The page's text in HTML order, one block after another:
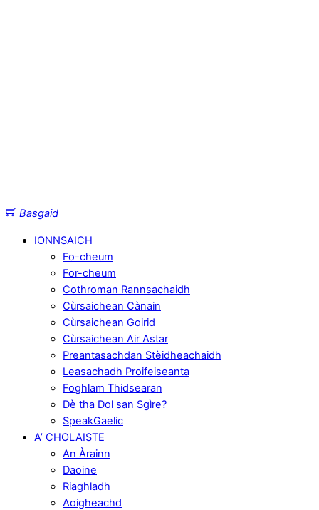
Basgaid
IONNSAICH
Fo-cheum
For-cheum
Cothroman Rannsachaidh
Cùrsaichean Cànain
Cùrsaichean Goirid
Cùrsaichean Air Astar
Preantasachdan Stèidheachaidh
Leasachadh Proifeiseanta
Foghlam Thidsearan
Dè tha Dol san Sgìre?
SpeakGaelic
A’ CHOLAISTE
An Àrainn
Daoine
Riaghladh
Aoigheachd